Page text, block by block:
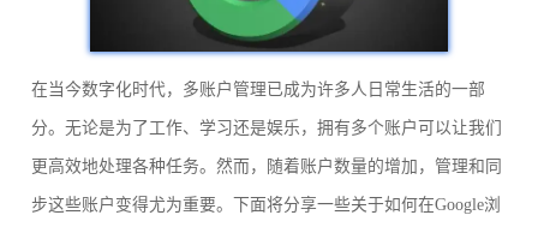
在当今数字化时代，多账户管理已成为许多人日常生活的一部
分。无论是为了工作、学习还是娱乐，拥有多个账户可以让我们
更高效地处理各种任务。然而，随着账户数量的增加，管理和同
步这些账户变得尤为重要。下面将分享一些关于如何在Google浏